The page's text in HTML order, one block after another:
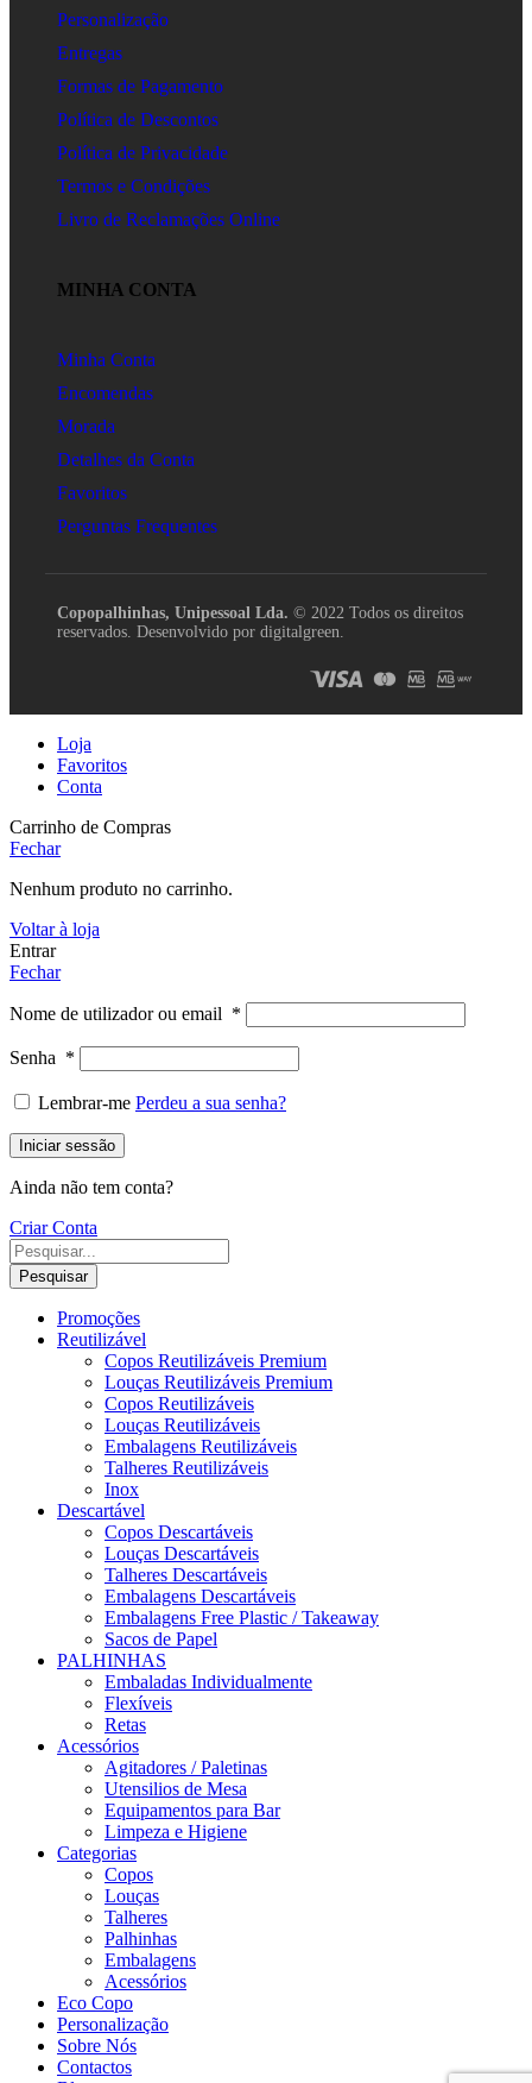
Personalização
Entregas
Formas de Pagamento
Política de Descontos
Política de Privacidade
Termos e Condições
Livro de Reclamações Online
MINHA CONTA
Minha Conta
Encomendas
Morada
Detalhes da Conta
Favoritos
Perguntas Frequentes
Copopalhinhas, Unipessoal Lda. © 2022 Todos os direitos
reservados. Desenvolvido por digitalgreen.
Loja
Favoritos
Conta
Carrinho de Compras
Fechar
Nenhum produto no carrinho.
Voltar à loja
Entrar
Fechar
Nome de utilizador ou email *
Senha *
Lembrar-me Perdeu a sua senha?
Iniciar sessão
Ainda não tem conta?
Criar Conta
Pesquisar
Promoções
Reutilizável
Copos Reutilizáveis Premium
Louças Reutilizáveis Premium
Copos Reutilizáveis
Louças Reutilizáveis
Embalagens Reutilizáveis
Talheres Reutilizáveis
Inox
Descartável
Copos Descartáveis
Louças Descartáveis
Talheres Descartáveis
Embalagens Descartáveis
Embalagens Free Plastic / Takeaway
Sacos de Papel
PALHINHAS
Embaladas Individualmente
Flexíveis
Retas
Acessórios
Agitadores / Paletinas
Utensilios de Mesa
Equipamentos para Bar
Limpeza e Higiene
Categorias
Copos
Louças
Talheres
Palhinhas
Embalagens
Acessórios
Eco Copo
Personalização
Sobre Nós
Contactos